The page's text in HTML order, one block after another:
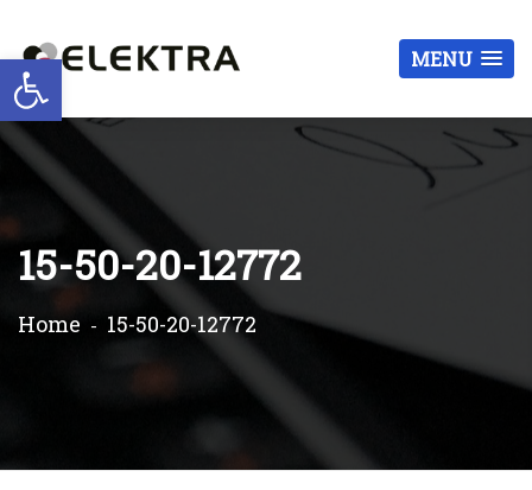
Otwórz pasek narzędzi MENU
15-50-20-12772
Home 15-50-20-12772